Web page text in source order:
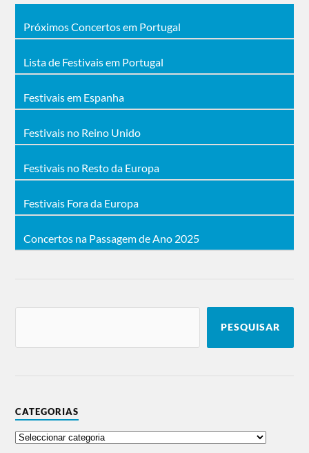
Próximos Concertos em Portugal
Lista de Festivais em Portugal
Festivais em Espanha
Festivais no Reino Unido
Festivais no Resto da Europa
Festivais Fora da Europa
Concertos na Passagem de Ano 2025
PESQUISAR
CATEGORIAS